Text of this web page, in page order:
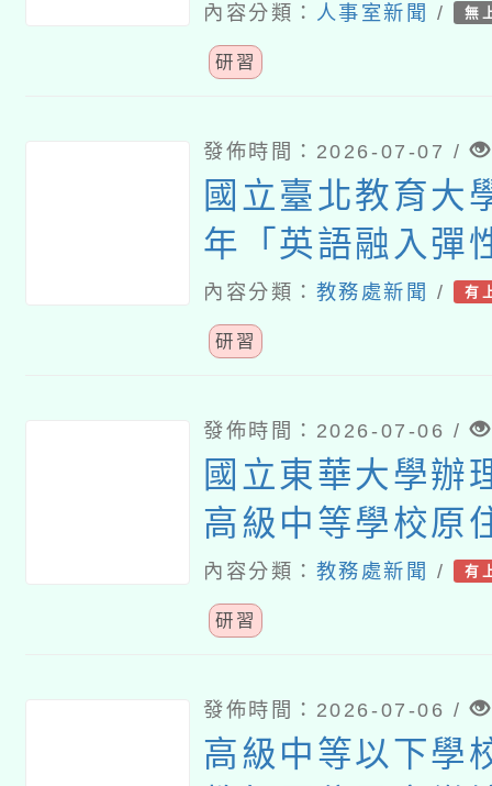
內容分類： 人事室新聞 / 無
研習
發佈時間：2026-07-07 /
國立臺北教育大
年「英語融入彈
程」優良教案研
享線上研習
內容分類： 教務處新聞 / 有
研習
發佈時間：2026-07-06 /
國立東華大學辦
高級中等學校原
課程學校成果暨
內容分類： 教務處新聞 / 有
研習
發佈時間：2026-07-06 /
高級中等以下學